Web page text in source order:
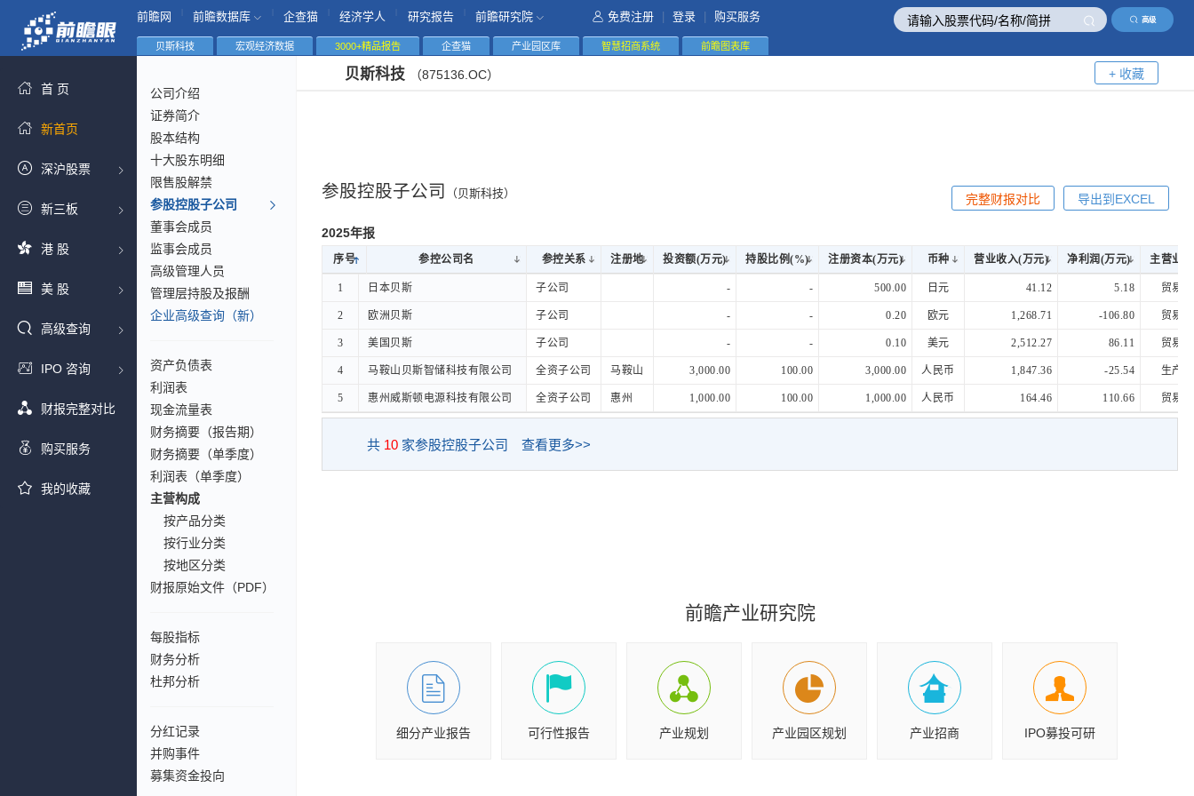
高级
前瞻网 前瞻数据库 企查猫 经济学人 研究报告 前瞻研究院 免费注册 登录 购买服务
首 页
新首页
深沪股票
新三板
港 股
美 股
高级查询
IPO 咨询
财报完整对比
购买服务
我的收藏
贝斯科技 宏观经济数据 3000+精品报告 企查猫 产业园区库 智慧招商系统 前瞻图表库
公司介绍
证券简介
股本结构
十大股东明细
限售股解禁
参股控股子公司
董事会成员
监事会成员
高级管理人员
管理层持股及报酬
企业高级查询（新）
资产负债表
利润表
现金流量表
财务摘要（报告期）
财务摘要（单季度）
利润表（单季度）
主营构成
按产品分类
按行业分类
按地区分类
财报原始文件（PDF）
每股指标
财务分析
杜邦分析
分红记录
并购事件
募集资金投向
贝斯科技 （875136.OC） + 收藏
参股控股子公司 （贝斯科技） 导出到EXCEL
完整财报对比
2025年报
序号 参控公司名 参控关系 注册地 投资额(万元) 持股比例(%) 注册资本(万元) 币种 营业收入(万元) 净利润(万元)
主营业务
序号
参控关系 注册资本(万元) 币种 营业收入(万元) 净利润(万元) 主营业务
1 日本贝斯 子公司 - - 500.00 日元 41.12 5.18 贸易
2 欧洲贝斯 子公司 - - 0.20 欧元 1,268.71 -106.80 贸易
3 美国贝斯 子公司 - - 0.10 美元 2,512.27 86.11 贸易
4 马鞍山贝斯智储科技有限公司 全资子公司 马鞍山 3,000.00 100.00 3,000.00 人民币 1,847.36 -25.54 生产
5 惠州威斯顿电源科技有限公司 全资子公司 惠州 1,000.00 100.00 1,000.00 人民币 164.46 110.66 贸易
序号 参控公司名
1 日本贝斯
2 欧洲贝斯
3 美国贝斯
4 马鞍山贝斯智储科技有限公司
5 惠州威斯顿电源科技有限公司
共 10 家参股控股子公司 查看更多>>
前瞻产业研究院
细分产业报告 可行性报告 产业规划 产业园区规划 产业招商 IPO募投可研